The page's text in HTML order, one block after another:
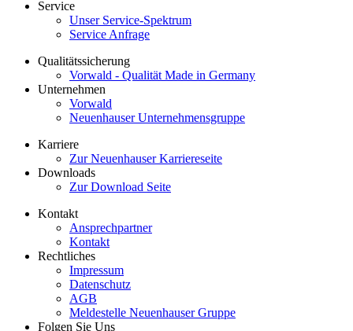
Service
Unser Service-Spektrum
Service Anfrage
Qualitätssicherung
Vorwald - Qualität Made in Germany
Unternehmen
Vorwald
Neuenhauser Unternehmensgruppe
Karriere
Zur Neuenhauser Karriereseite
Downloads
Zur Download Seite
Kontakt
Ansprechpartner
Kontakt
Rechtliches
Impressum
Datenschutz
AGB
Meldestelle Neuenhauser Gruppe
Folgen Sie Uns